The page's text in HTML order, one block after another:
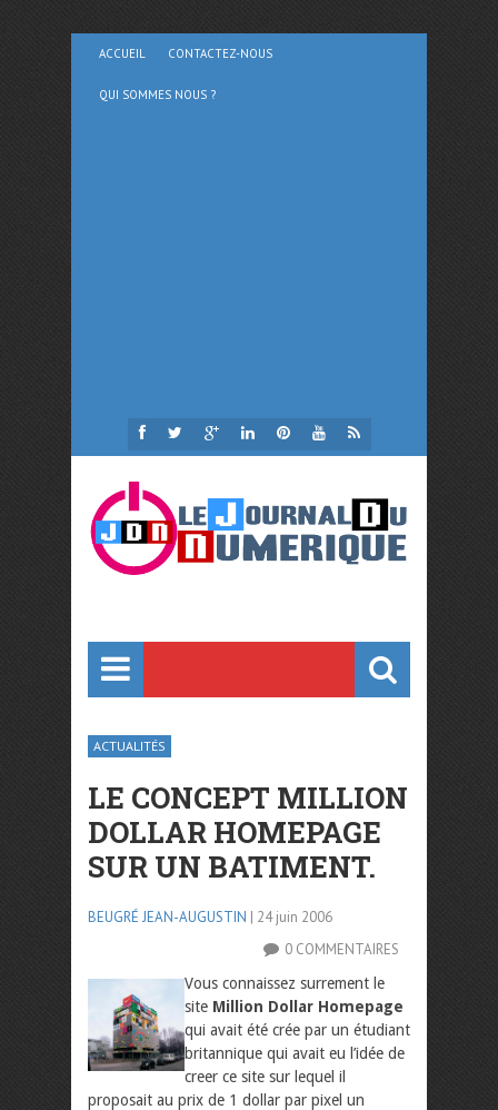
ACCUEIL CONTACTEZ-NOUS
QUI SOMMES NOUS ?
ACTUALITÉS
LE CONCEPT MILLION
DOLLAR HOMEPAGE
SUR UN BATIMENT.
BEUGRÉ JEAN-AUGUSTIN | 24 juin 2006
0 COMMENTAIRES
Vous connaissez surrement le
site Million Dollar Homepage
qui avait été crée par un étudiant
britannique qui avait eu l’idée de
creer ce site sur lequel il
proposait au prix de 1 dollar par pixel un